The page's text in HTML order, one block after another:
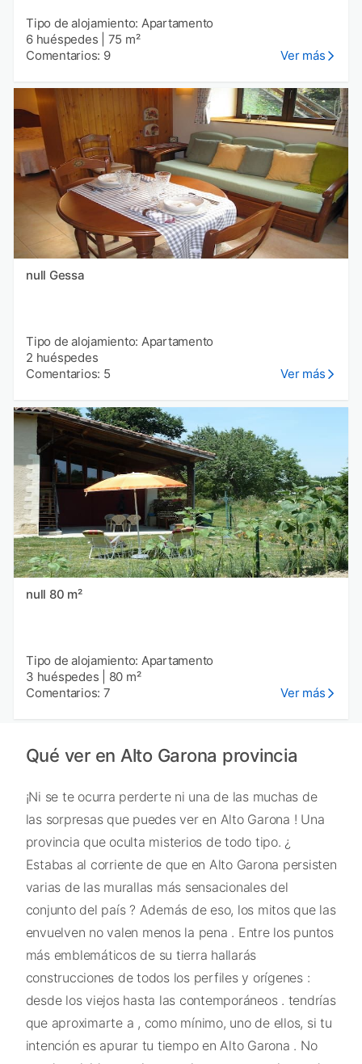
Tipo de alojamiento: Apartamento
6 huéspedes
75 m²
Comentarios: 9
Ver más
null Gessa
Tipo de alojamiento: Apartamento
2 huéspedes
Comentarios: 5
Ver más
null 80 m²
Tipo de alojamiento: Apartamento
3 huéspedes
80 m²
Comentarios: 7
Ver más
Qué ver en Alto Garona provincia
¡Ni se te ocurra perderte ni una de las muchas de
las sorpresas que puedes ver en Alto Garona ! Una
provincia que oculta misterios de todo tipo. ¿
Estabas al corriente de que en Alto Garona persisten
varias de las murallas más sensacionales del
conjunto del país ? Además de eso, los mitos que las
envuelven no valen menos la pena . Entre los puntos
más emblemáticos de su tierra hallarás
construcciones de todos los perfiles y orígenes :
desde los viejos hasta las contemporáneos . tendrías
que aproximarte a , como mínimo, uno de ellos, si tu
intención es apurar tu tiempo en Alto Garona . No